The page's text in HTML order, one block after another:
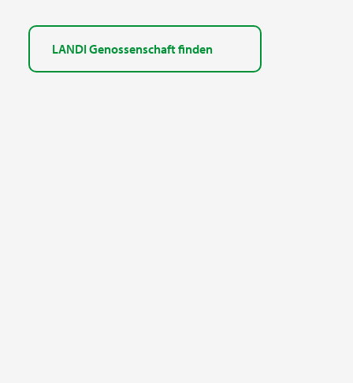
LANDI Genossenschaft finden